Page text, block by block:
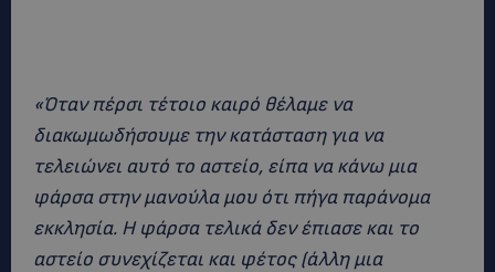
«Όταν πέρσι τέτοιο καιρό θέλαμε να
διακωμωδήσουμε την κατάσταση για να
τελειώνει αυτό το αστείο, είπα να κάνω μια
φάρσα στην μανούλα μου ότι πήγα παράνομα
εκκλησία. Η φάρσα τελικά δεν έπιασε και το
αστείο συνεχίζεται και φέτος (άλλη μια